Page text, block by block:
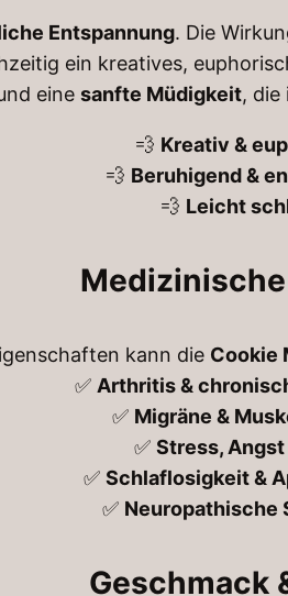
y
Entspannung. Die
ein kreatives,
eine sanfte Müdigkeit, die
💨 Kreativ &
💨 Beruhigend &
💨 Leicht
kann die Cookie
✅ Arthritis &
✅ Migräne &
✅ Stress, Angst
✅ Schlaflosigkeit &
✅ Neuropathische
Geschmack